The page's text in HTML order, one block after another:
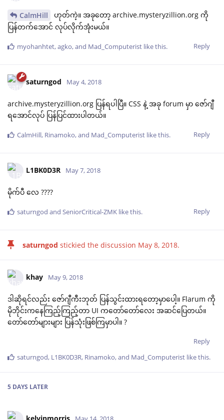
CalmHill
ဟုတ်ကဲ့။ အခုတော့ archive.mysteryzillion.org ကို
ပြန်တက်အောင် လုပ်လိုက်အုံးမယ်။
Reply
myohanhtet,agko, and Mad_Computerist like this.
saturngod May 4, 2018
archive.mysteryzillion.org ပြန်ရပါပြီ။ CSS နဲ့ အခု forum မှာ ဇော်ဂျီ
ရအောင်လုပ် ပြန်ပြင်ထားပါတယ်။
Reply
CalmHill, Rinamoko, and Mad_Computerist like this.
L1BK0D3R May 7, 2018
မိုက်ပီ လေ ????
Reply
saturngod and SeniorCritical-ZMK like this.
saturngod stickied the discussion May 8, 2018.
khay May 9, 2018
ဒါဆိုရင်လည်း ဇော်ဂျီကီးဘုတ် ပြန်သွင်းထားရတော့မှာပေါ့။ Flarum ကို
မိုဘိုင်းကနေကြည့်ကြည့်တာ UI ကတော်တော်လေး အဆင်ပြေတယ်။
တော်တော်များများ ပြန်သုံးဖြစ်ကြမှာပါ။ ?
Reply
saturngod, L1BK0D3R, Rinamoko, and Mad_Computerist like this.
5 DAYS LATER